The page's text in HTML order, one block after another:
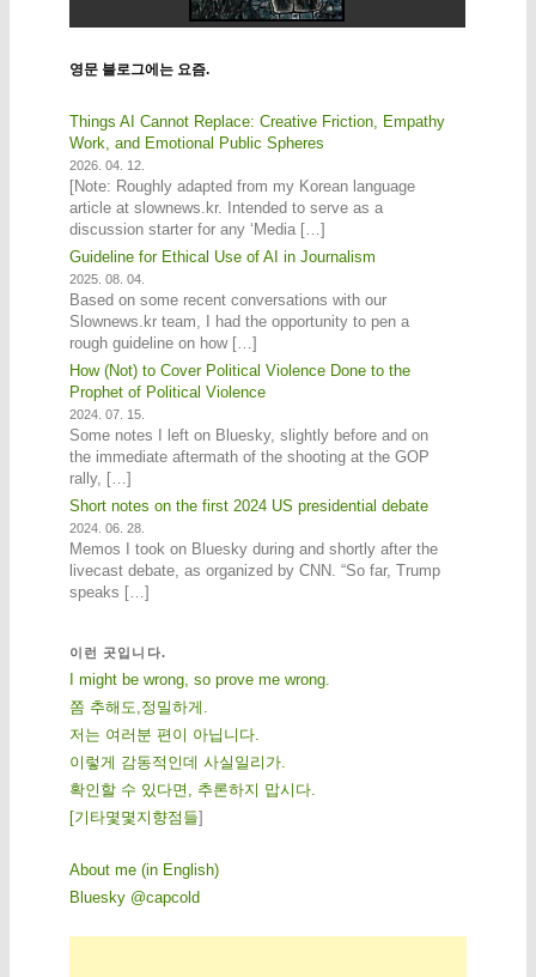
영문 블로그에는 요즘.
Things AI Cannot Replace: Creative Friction, Empathy
Work, and Emotional Public Spheres
2026. 04. 12.
[Note: Roughly adapted from my Korean language
article at slownews.kr. Intended to serve as a
discussion starter for any ‘Media […]
Guideline for Ethical Use of AI in Journalism
2025. 08. 04.
Based on some recent conversations with our
Slownews.kr team, I had the opportunity to pen a
rough guideline on how […]
How (Not) to Cover Political Violence Done to the
Prophet of Political Violence
2024. 07. 15.
Some notes I left on Bluesky, slightly before and on
the immediate aftermath of the shooting at the GOP
rally, […]
Short notes on the first 2024 US presidential debate
2024. 06. 28.
Memos I took on Bluesky during and shortly after the
livecast debate, as organized by CNN. “So far, Trump
speaks […]
이런 곳입니다.
I might be wrong, so prove me wrong.
쫌 추해도,정밀하게.
저는 여러분 편이 아닙니다.
이렇게 감동적인데 사실일리가.
확인할 수 있다면, 추론하지 맙시다.
[기 타몇 몇 지 향점 들]
About me (in English)
Bluesky @capcold